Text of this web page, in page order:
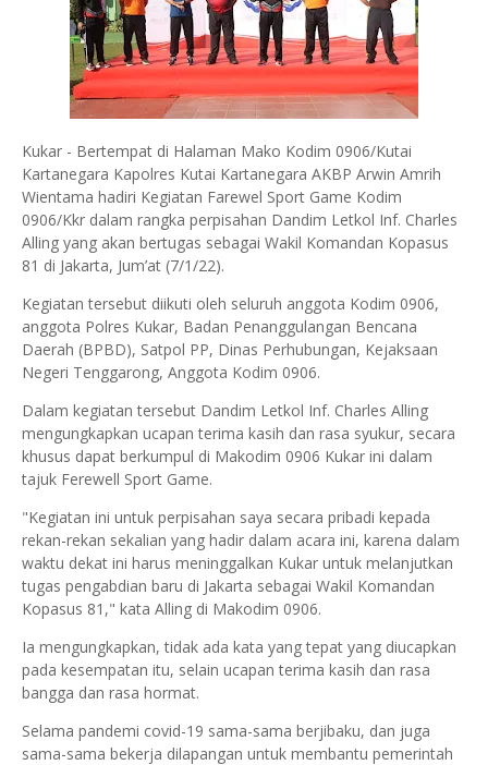
Kukar - Bertempat di Halaman Mako Kodim 0906/Kutai
Kartanegara Kapolres Kutai Kartanegara AKBP Arwin Amrih
Wientama hadiri Kegiatan Farewel Sport Game Kodim
0906/Kkr dalam rangka perpisahan Dandim Letkol Inf. Charles
Alling yang akan bertugas sebagai Wakil Komandan Kopasus
81 di Jakarta, Jum’at (7/1/22).
Kegiatan tersebut diikuti oleh seluruh anggota Kodim 0906,
anggota Polres Kukar, Badan Penanggulangan Bencana
Daerah (BPBD), Satpol PP, Dinas Perhubungan, Kejaksaan
Negeri Tenggarong, Anggota Kodim 0906.
Dalam kegiatan tersebut Dandim Letkol Inf. Charles Alling
mengungkapkan ucapan terima kasih dan rasa syukur, secara
khusus dapat berkumpul di Makodim 0906 Kukar ini dalam
tajuk Ferewell Sport Game.
"Kegiatan ini untuk perpisahan saya secara pribadi kepada
rekan-rekan sekalian yang hadir dalam acara ini, karena dalam
waktu dekat ini harus meninggalkan Kukar untuk melanjutkan
tugas pengabdian baru di Jakarta sebagai Wakil Komandan
Kopasus 81," kata Alling di Makodim 0906.
Ia mengungkapkan, tidak ada kata yang tepat yang diucapkan
pada kesempatan itu, selain ucapan terima kasih dan rasa
bangga dan rasa hormat.
Selama pandemi covid-19 sama-sama berjibaku, dan juga
sama-sama bekerja dilapangan untuk membantu pemerintah